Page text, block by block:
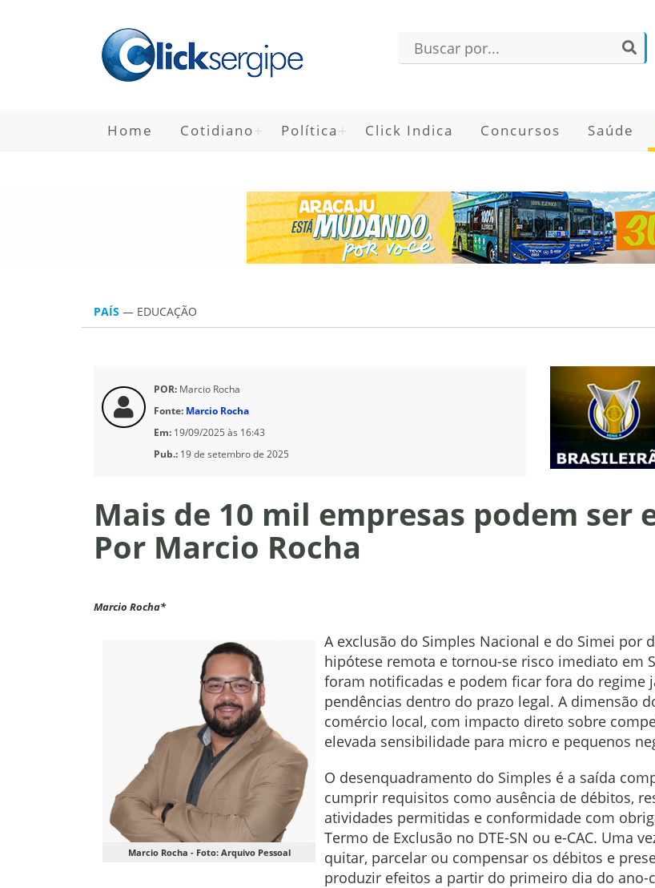
Home Cotidiano Política Click Indica Concursos Saúde
PAÍS — EDUCAÇÃO
POR: Marcio Rocha
Fonte: Marcio Rocha
Em: 19/09/2025 às 16:43
Pub.: 19 de setembro de 2025
Mais de 10 mil empresas podem ser
Por Marcio Rocha
Marcio Rocha*
Marcio Rocha - Foto: Arquivo Pessoal
A exclusão do Simples Nacional e do Simei
hipótese remota e tornou-se risco imediato em
foram notificadas e podem ficar fora do regime
pendências dentro do prazo legal. A dimensão
comércio local, com impacto direto sobre
elevada sensibilidade para micro e pequenos
O desenquadramento do Simples é a saída
cumprir requisitos como ausência de débitos,
atividades permitidas e conformidade com
Termo de Exclusão no DTE-SN ou e-CAC. Uma
quitar, parcelar ou compensar os débitos e
produzir efeitos a partir do primeiro dia do ano-